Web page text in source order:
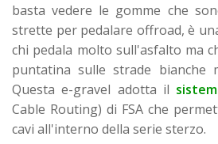
basta vedere le gomme che
strette per pedalare offroad, è
chi pedala molto sull'asfalto ma
puntatina sulle strade bianche
Questa e-gravel adotta il
Cable Routing) di FSA che
cavi all'interno della serie sterzo.